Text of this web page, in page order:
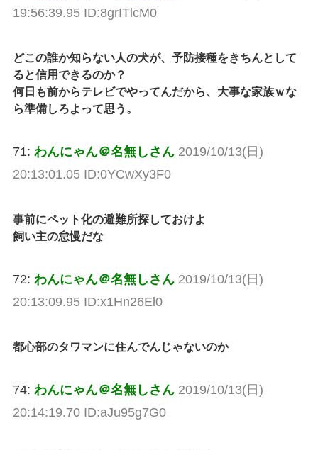
19:56:39.95 ID:8grITlcM0
どこの誰か知らない人の犬が、予防接種をきちんとして
ると信用できるのか？
何日も前からテレビでやってんだから、大事な家族ｗな
ら準備しろよって思う。
71: わんにゃん＠名無しさん 2019/10/13(日)
20:13:01.05 ID:0YCwXy3F0
事前にペット化の避難所探しておけよ
飼い主の怠慢だな
72: わんにゃん＠名無しさん 2019/10/13(日)
20:13:09.95 ID:x1Hn26El0
都心部のタワマンに住んでんじゃないのか
74: わんにゃん＠名無しさん 2019/10/13(日)
20:14:19.70 ID:aJu95g7G0